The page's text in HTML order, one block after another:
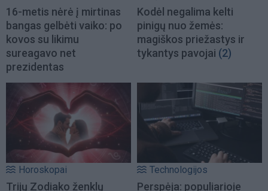
16-metis nėrė į mirtinas
bangas gelbėti vaiko: po
kovos su likimu
sureagavo net
prezidentas
Kodėl negalima kelti
pinigų nuo žemės:
magiškos priežastys ir
tykantys pavojai (2)
Horoskopai
Trijų Zodiako ženklų
Technologijos
Perspėja: populiarioje